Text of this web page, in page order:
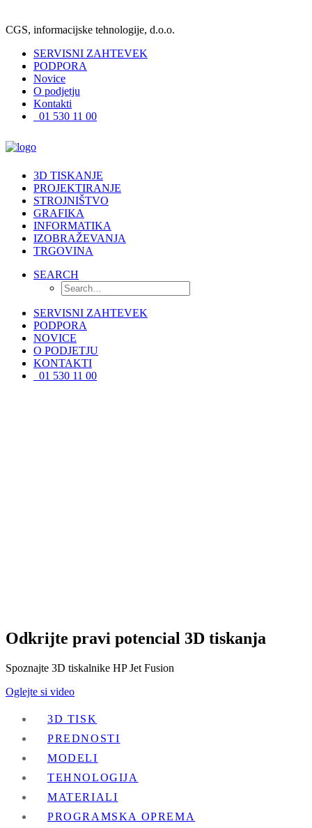
CGS, informacijske tehnologije, d.o.o.
SERVISNI ZAHTEVEK
PODPORA
Novice
O podjetju
Kontakti
01 530 11 00
3D TISKANJE
PROJEKTIRANJE
STROJNIŠTVO
GRAFIKA
INFORMATIKA
IZOBRAŽEVANJA
TRGOVINA
SEARCH
SERVISNI ZAHTEVEK
PODPORA
NOVICE
O PODJETJU
KONTAKTI
01 530 11 00
Odkrijte pravi potencial 3D tiskanja
Spoznajte 3D tiskalnike HP Jet Fusion
Oglejte si video
3D TISK
PREDNOSTI
MODELI
TEHNOLOGIJA
MATERIALI
PROGRAMSKA OPREMA